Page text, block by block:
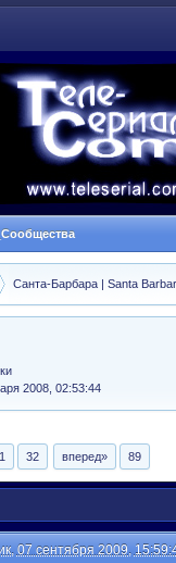
Санта-Барбара | Santa
2008, 02:53:44
32 вперед» 89
07 сентября 2009,